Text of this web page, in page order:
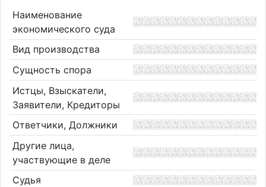
Наименование
экономического суда
Вид производства
Сущность спора
Истцы, Взыскатели,
Заявители, Кредиторы
Ответчики, Должники
Другие лица,
участвующие в деле
Судья